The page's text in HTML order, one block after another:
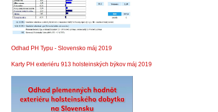
Odhad PH Typu - Slovensko máj 2019
Karty PH exteriéru 913 holsteinských býkov máj 2019